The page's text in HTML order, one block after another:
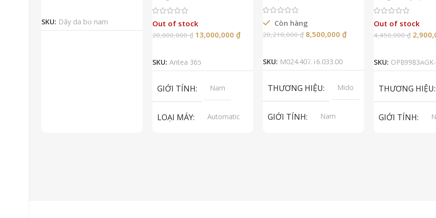
SKU: Dây da bò nam Out of stock
20,000,000₫ 13,000,000 ₫
SKU: Antea 365
GIỚI TÍNH Nam
LOẠI MÁY
Automatic
Còn hàng
20,210,000₫ 8,500,000 ₫
SKU: M024.407.16.033.00
THƯƠNG HIỆU Mido
GIỚI TÍNH Nam
Out of stock
4,450,000₫
SKU:
THƯƠNG HIỆU
GIỚI TÍNH